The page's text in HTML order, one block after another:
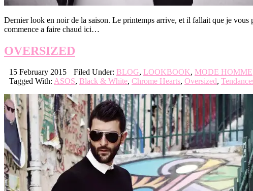
Dernier look en noir de la saison. Le printemps arrive, et il fallait que je
commence a faire chaud ici…
OVERSIZED
15 February 2015 Filed Under: BLOG, LOOKBOOK, MODE HOMME
Tagged With: ASOS, Black & White, Chrome Hearts, Oversized,